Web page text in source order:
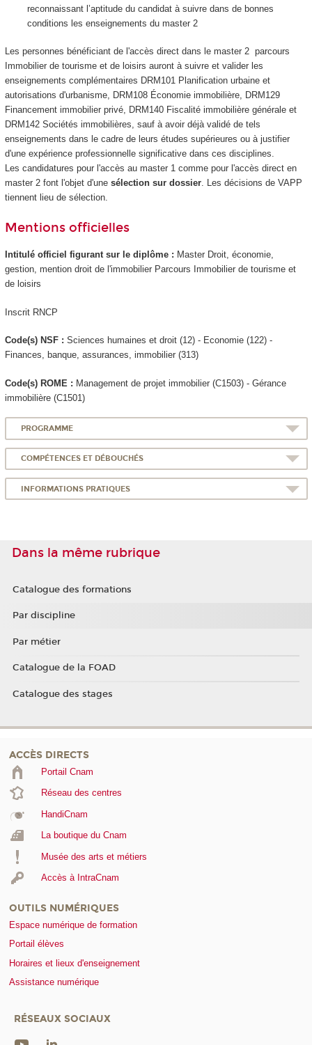
reconnaissant l’aptitude du candidat à suivre dans de bonnes
conditions les enseignements du master 2
Les personnes bénéficiant de l'accès direct dans le master 2 parcours
Immobilier de tourisme et de loisirs auront à suivre et valider les
enseignements complémentaires DRM101 Planification urbaine et
autorisations d'urbanisme, DRM108 Économie immobilière, DRM129
Financement immobilier privé, DRM140 Fiscalité immobilière générale et
DRM142 Sociétés immobilières, sauf à avoir déjà validé de tels
enseignements dans le cadre de leurs études supérieures ou à justifier
d'une expérience professionnelle significative dans ces disciplines.
Les candidatures pour l'accès au master 1 comme pour l'accès direct en
master 2 font l'objet d'une sélection sur dossier. Les décisions de VAPP
tiennent lieu de sélection.
Mentions officielles
Intitulé officiel figurant sur le diplôme : Master Droit, économie,
gestion, mention droit de l'immobilier Parcours Immobilier de tourisme et
de loisirs
Inscrit RNCP
Code(s) NSF : Sciences humaines et droit (12) - Economie (122) -
Finances, banque, assurances, immobilier (313)
Code(s) ROME : Management de projet immobilier (C1503) - Gérance
immobilière (C1501)
PROGRAMME
COMPÉTENCES ET DÉBOUCHÉS
INFORMATIONS PRATIQUES
Dans la même rubrique
Catalogue des formations
Par discipline
Par métier
Catalogue de la FOAD
Catalogue des stages
ACCÈS DIRECTS
Portail Cnam
Réseau des centres
HandiCnam
La boutique du Cnam
Musée des arts et métiers
Accès à IntraCnam
OUTILS NUMÉRIQUES
Espace numérique de formation
Portail élèves
Horaires et lieux d'enseignement
Assistance numérique
RÉSEAUX SOCIAUX